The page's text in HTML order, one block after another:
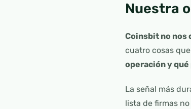
Nuestra
Coinsbit no nos
cuatro cosas
operación y
La señal más
lista de firmas